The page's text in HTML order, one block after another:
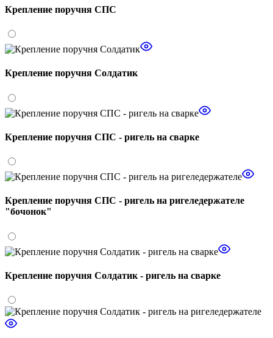
Крепление поручня СПС
Крепление поручня Солдатик
Крепление поручня СПС - ригель на сварке
Крепление поручня СПС - ригель на ригеледержателе
"бочонок"
Крепление поручня Солдатик - ригель на сварке